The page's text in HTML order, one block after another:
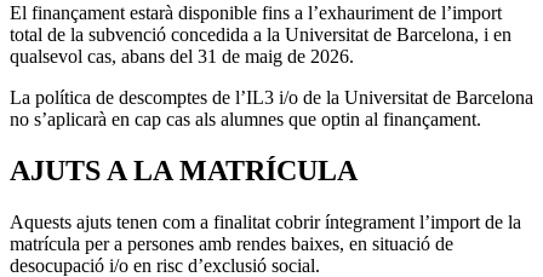
El finançament estarà disponible fins a l’exhauriment de l’import
total de la subvenció concedida a la Universitat de Barcelona, i en
qualsevol cas, abans del 31 de maig de 2026.
La política de descomptes de l’IL3 i/o de la Universitat de Barcelona
no s’aplicarà en cap cas als alumnes que optin al finançament.
AJUTS A LA MATRÍCULA
Aquests ajuts tenen com a finalitat cobrir íntegrament l’import de la
matrícula per a persones amb rendes baixes, en situació de
desocupació i/o en risc d’exclusió social.